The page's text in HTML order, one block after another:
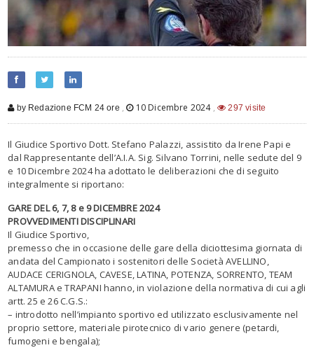
by Redazione FCM 24 ore , 10 Dicembre 2024 , 297 visite
Il Giudice Sportivo Dott. Stefano Palazzi, assistito da Irene Papi e
dal Rappresentante dell’A.I.A. Sig. Silvano Torrini, nelle sedute del 9
e 10 Dicembre 2024 ha adottato le deliberazioni che di seguito
integralmente si riportano:
GARE DEL 6, 7, 8 e 9 DICEMBRE 2024
PROVVEDIMENTI DISCIPLINARI
Il Giudice Sportivo,
premesso che in occasione delle gare della diciottesima giornata di
andata del Campionato i sostenitori delle Società AVELLINO,
AUDACE CERIGNOLA, CAVESE, LATINA, POTENZA, SORRENTO, TEAM
ALTAMURA e TRAPANI hanno, in violazione della normativa di cui agli
artt. 25 e 26 C.G.S.:
– introdotto nell’impianto sportivo ed utilizzato esclusivamente nel
proprio settore, materiale pirotecnico di vario genere (petardi,
fumogeni e bengala);